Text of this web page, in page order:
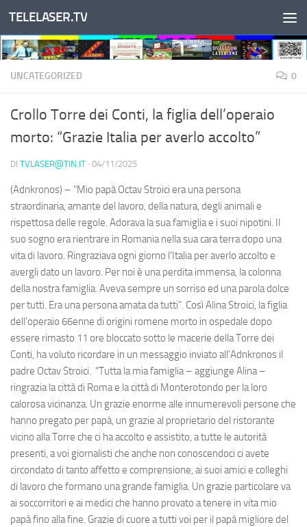
Salta al contenuto
TELELASER.TV
UNCATEGORIZED 0
Crollo Torre dei Conti, la figlia dell’operaio
morto: “Grazie Italia per averlo accolto”
DI TVLASER@TIN.IT · 04/11/2025
(Adnkronos) – "Mio papà Octav Stroici era una persona
straordinaria, amante del lavoro, della natura, degli animali e
rispettosa delle regole. Adorava la sua famiglia e i suoi nipotini. Il
suo sogno era rientrare in Romania nella sua cara terra dopo una
vita di lavoro. Ringraziava ogni giorno l'Italia per averlo accolto e
avergli dato un lavoro. Per noi è una perdita immensa, la colonna
della nostra famiglia. Aveva sempre un sorriso ed una parola dolce
per tutti. Era una persona amata da tutti”. Così Alina Stroici, la figlia
dell’operaio 66enne di origini romene morto in ospedale dopo
essere rimasto 11 ore bloccato sotto le macerie della Torre dei
Conti, ha voluto ricordare in un messaggio inviato all'Adnkronos il
padre Octav Stroici. “Tutta la mia famiglia – aggiunge Alina –
ringrazia la città di Roma e la città di Monterotondo per la loro
calorosa vicinanza. Un grazie enorme alle innumerevoli persone che
hanno pregato per papà, un grazie al proprietario del ristorante
vicino alla Torre che ci ha accolto e assistito, a tutte le autorità
presenti, a voi giornalisti che anche non conoscendoci ci avete
circondato di tanto affetto e comprensione, ai suoi amici e colleghi
di lavoro che formano una grande famiglia. Un grazie particolare va
ai soccorritori e ai medici che hanno provato a tenere in vita mio
papà fino alla fine. Grazie di cuore a tutti voi per il papà migliore del